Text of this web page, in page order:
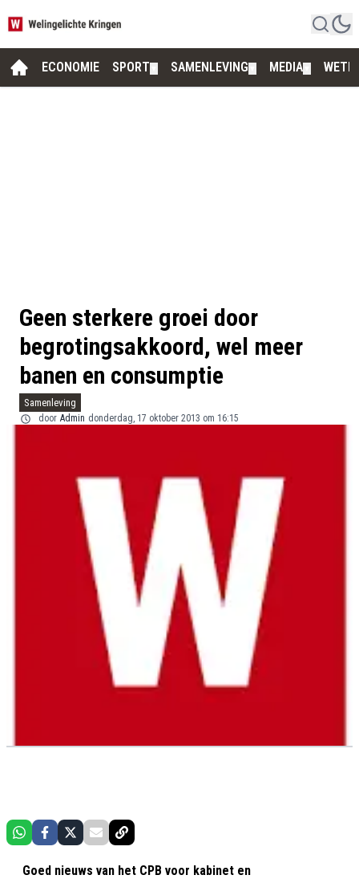
ECONOMIE SPORT SAMENLEVING MEDIA
Geen sterkere groei door
begrotingsakkoord, wel meer
banen en consumptie
Samenleving
door Admin donderdag, 17 oktober 2013 om 16:15
Goed nieuws van het CPB voor kabinet en